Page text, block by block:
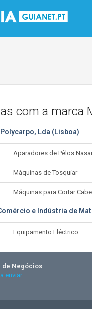
com a marca
Lda (Lisboa)
Aparadores de Pêlos
Máquinas de Tosquiar
Máquinas para Cortar
e Indústria de
Equipamento Eléctrico
de Negócios
enviar